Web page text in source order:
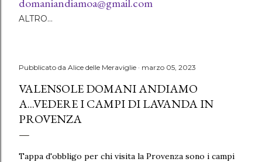
ALTRO…
Pubblicato da Alice delle Meraviglie marzo 05, 2023
VALENSOLE DOMANI ANDIAMO
A...VEDERE I CAMPI DI LAVANDA IN
PROVENZA
Tappa d'obbligo per chi visita la Provenza sono i campi